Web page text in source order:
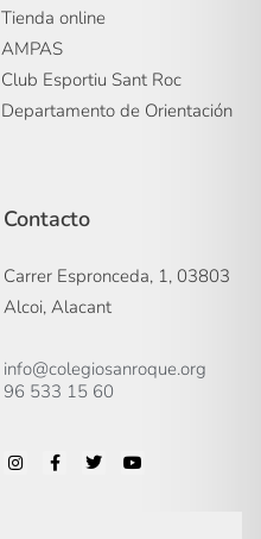
Tienda online
AMPAS
Club Esportiu Sant Roc
Departamento de Orientación
Contacto
Carrer Espronceda, 1, 03803
Alcoi, Alacant
info@colegiosanroque.org
96 533 15 60